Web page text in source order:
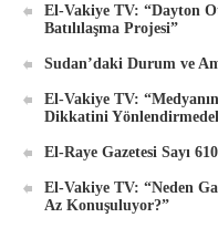
El-Vakiye TV: “Dayton
Batılılaşma Projesi”
Sudan’daki Durum ve
El-Vakiye TV:
Dikkatini
El-Raye Gazetesi Sayı
El-Vakiye TV: “Neden
Az Konuşuluyor?”